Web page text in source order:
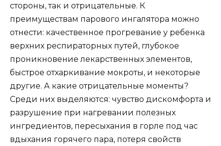
стороны, так и отрицательные. К
преимуществам парового ингалятора можно
отнести: качественное прогревание у ребенка
верхних респираторных путей, глубокое
проникновение лекарственных элементов,
быстрое отхаркивание мокроты, и некоторые
другие. А какие отрицательные моменты?
Среди них выделяются: чувство дискомфорта и
разрушение при нагревании полезных
ингредиентов, пересыхания в горле под час
вдыхания горячего пара, потеря свойств